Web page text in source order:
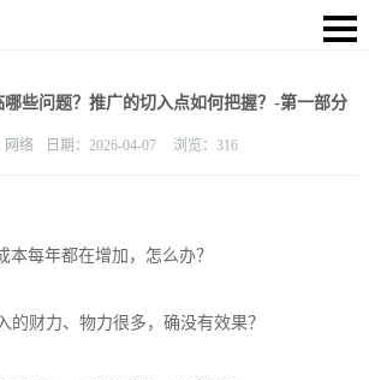
些问题？推广的切入点如何把握？-第一部分
网络 日期： 2026-04-07 浏览： 316
本每年都在增加，怎么办？
的财力、物力很多，确没有效果？